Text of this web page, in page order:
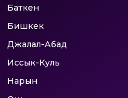
Баткен
Бишкек
Джалал-Абад
Иссык-Куль
Нарын